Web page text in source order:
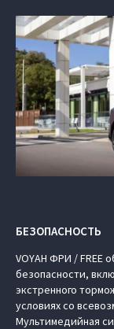
БЕЗОПАСНОСТЬ
VOYAH ФРИ / FREE
безопасности,
экстренного
условиях со
Мультимедийная